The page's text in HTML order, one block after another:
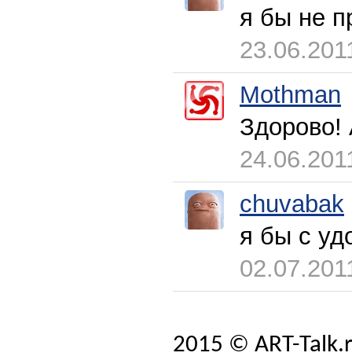
я бы не
Mothman
Здорово!
chuvabak
я бы с
2015 © ART-